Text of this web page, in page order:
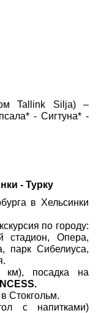
Tallink Silja) –
- Сигтуна* -
- Турку
в Хельсинки
по городу:
стадион, Опера,
парк Сибелиуса,
км), посадка на
Стокгольм.
с напитками)